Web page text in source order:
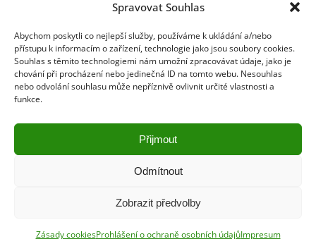
Spravovat Souhlas
Abychom poskytli co nejlepší služby, používáme k ukládání a/nebo
přístupu k informacím o zařízení, technologie jako jsou soubory cookies.
Souhlas s těmito technologiemi nám umožní zpracovávat údaje, jako je
chování při procházení nebo jedinečná ID na tomto webu. Nesouhlas
nebo odvolání souhlasu může nepříznivě ovlivnit určité vlastnosti a
funkce.
Přijmout
Odmítnout
Zobrazit předvolby
Zásady cookiesProhlášení o ochraně osobních údajůImpresum
Pravidla používání|Ochrana osobních údajů|Soubory cookies |
Deloitte.cz
© 2026. Více informací najdete vPravidlech používání.
Deloitte označuje jednu či více společností globální sítě členských
a přidružené subjekty (souhrnně „organizace Deloitte“). Společnost DTTL
(rovněž označovaná jako „Deloitte Global“) a každá z jejích členských
společností a jejich přidružených subjektů je samostatným a nezávislým
právním subjektem, který není oprávněn zavazovat nebo přijímat závazky
za jinou z těchto členských společností a jejich přidružených subjektů ve
pochybení, nikoli za jednání či pochybení jiných členských společností či